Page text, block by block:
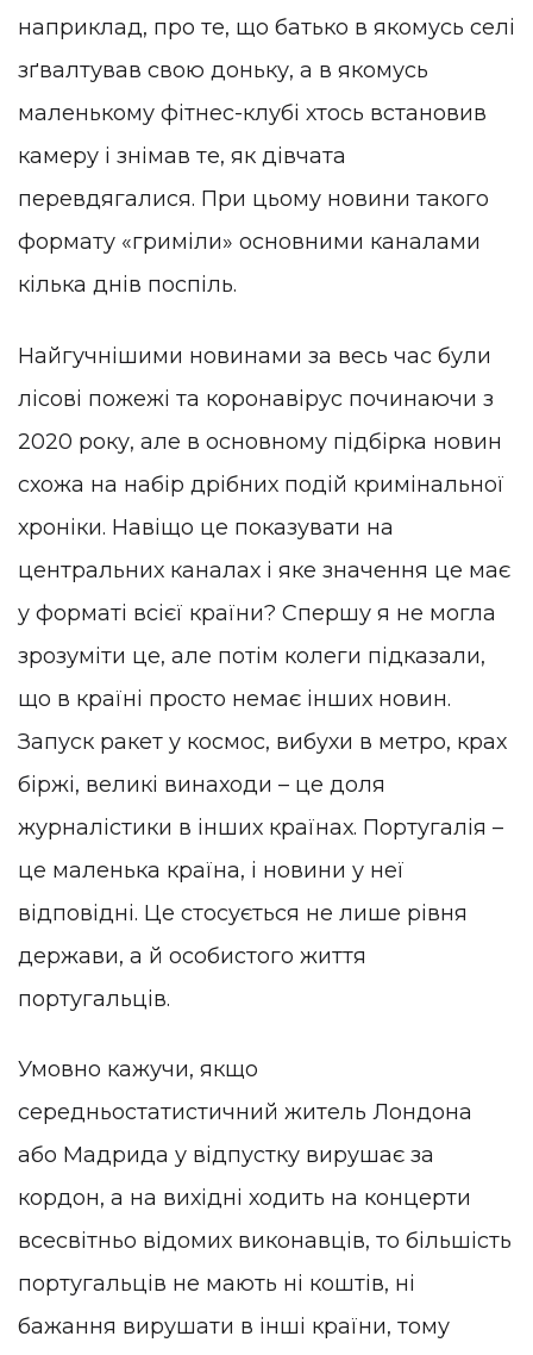
наприклад, про те, що батько в якомусь селі
зґвалтував свою доньку, а в якомусь
маленькому фітнес-клубі хтось встановив
камеру і знімав те, як дівчата
перевдягалися. При цьому новини такого
формату «гриміли» основними каналами
кілька днів поспіль.
Найгучнішими новинами за весь час були
лісові пожежі та коронавірус починаючи з
2020 року, але в основному підбірка новин
схожа на набір дрібних подій кримінальної
хроніки. Навіщо це показувати на
центральних каналах і яке значення це має
у форматі всієї країни? Спершу я не могла
зрозуміти це, але потім колеги підказали,
що в країні просто немає інших новин.
Запуск ракет у космос, вибухи в метро, ​​крах
біржі, великі винаходи – це доля
журналістики в інших країнах. Португалія –
це маленька країна, і новини у неї
відповідні. Це стосується не лише рівня
держави, а й особистого життя
португальців.
Умовно кажучи, якщо
середньостатистичний житель Лондона
або Мадрида у відпустку вирушає за
кордон, а на вихідні ходить на концерти
всесвітньо відомих виконавців, то більшість
португальців не мають ні коштів, ні
бажання вирушати в інші країни, тому